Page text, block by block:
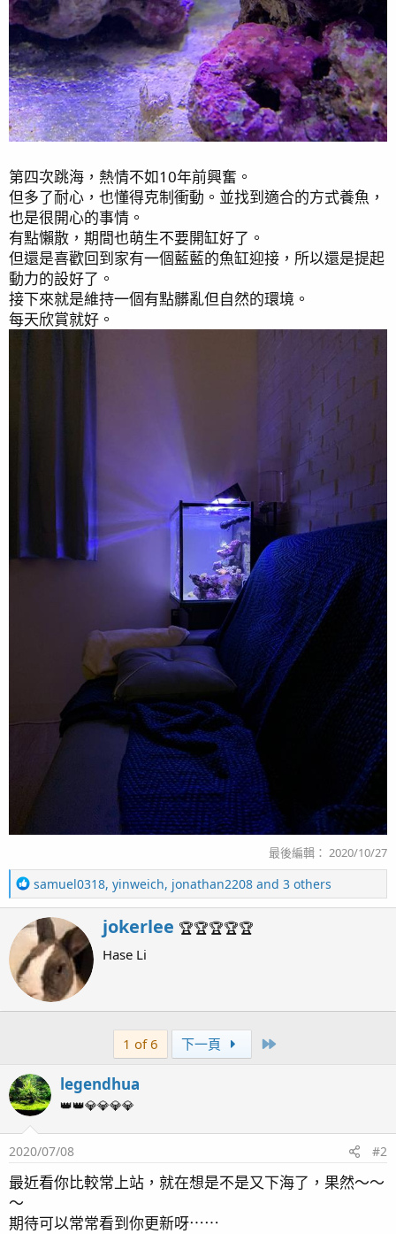
第四次跳海，熱情不如10年前興奮。
但多了耐心，也懂得克制衝動。並找到適合的方式養魚，
也是很開心的事情。
有點懶散，期間也萌生不要開缸好了。
但還是喜歡回到家有一個藍藍的魚缸迎接，所以還是提起
動力的設好了。
接下來就是維持一個有點髒亂但自然的環境。
每天欣賞就好。
最後編輯： 2020/10/27
R
e
a
c
t
i
n
s
samuel0318, yinweich, jonathan2208 and 3 others
W
r
i
e
jokerlee 🏆🏆🏆🏆🏆
Hase Li
1 of 6 下一頁
legendhua
👑👑💎💎💎💎
2020/07/08 #2
最近看你比較常上站，就在想是不是又下海了，果然～～
～
期待可以常常看到你更新呀⋯⋯